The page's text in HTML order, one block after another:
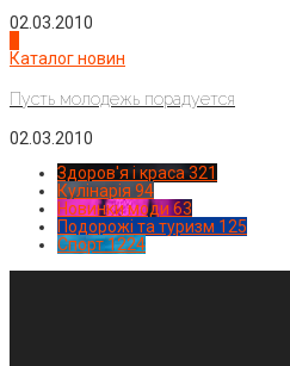
02.03.2010
Каталог новин
Пусть молодежь порадуется
02.03.2010
Здоров'я і краса 321
Кулінарія 94
Новинки моди 63
Подорожі та туризм 125
Спорт1224